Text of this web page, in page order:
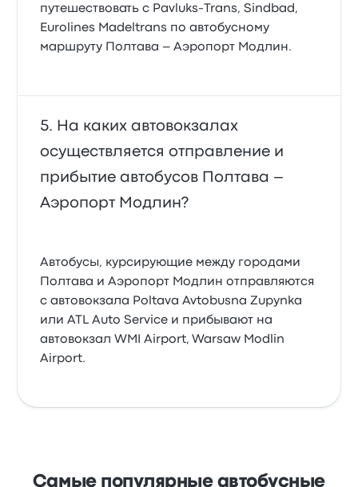
путешествовать с Pavluks-Trans, Sindbad,
Eurolines Madeltrans по автобусному
маршруту Полтава – Аэропорт Модлин.
На каких автовокзалах
осуществляется отправление и
прибытие автобусов Полтава –
Аэропорт Модлин?
Автобусы, курсирующие между городами
Полтава и Аэропорт Модлин отправляются
с автовокзала Poltava Avtobusna Zupynka
или ATL Auto Service и прибывают на
автовокзал WMI Airport, Warsaw Modlin
Airport.
Самые популярные автобусные